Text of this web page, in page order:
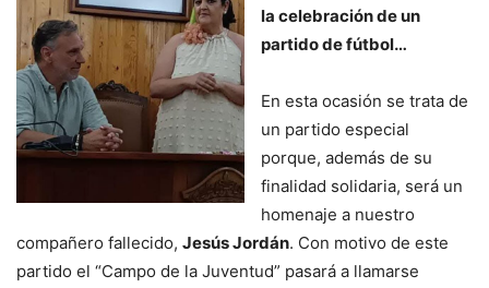
la celebración de un
partido de fútbol…
En esta ocasión se trata de
un partido especial
porque, además de su
finalidad solidaria, será un
homenaje a nuestro
compañero fallecido, Jesús Jordán. Con motivo de este
partido el “Campo de la Juventud” pasará a llamarse